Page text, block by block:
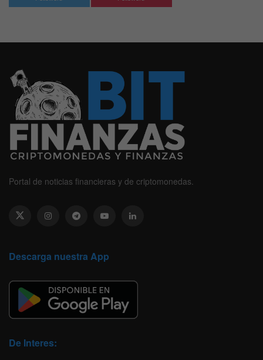
Portal de noticias financieras y de criptomonedas.
Descarga nuestra App
De Interes: